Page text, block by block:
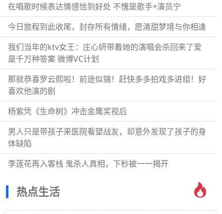
在唱歌时候表达情感恰到好处 不愧是歌手+演员宁
今日旅程到此收尾，封存所有情绪，愿清甜梦境与你相逢
我们当年的ktv女王：庄心妍带着她的演唱会杀回来了爱
是千万种答案 微博VC计划
那就恭喜罗云熙啦！前途似锦！赶快多多拍戏多进组！好
喜欢他演的剧
杨紫凭《生命树》冲击金鹰奖视后
男人只是带孩子来医院看望战友，却意外发现了孩子的身
体缺陷
李莲花再入客栈 鬼杀人真相，下秒被一一揭开
热点生活